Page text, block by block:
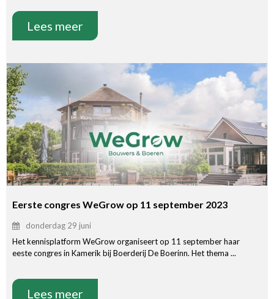
Lees meer
Eerste congres WeGrow op 11 september 2023
donderdag 29 juni
Het kennisplatform WeGrow organiseert op 11 september haar
eeste congres in Kamerik bij Boerderij De Boerinn. Het thema ...
Lees meer